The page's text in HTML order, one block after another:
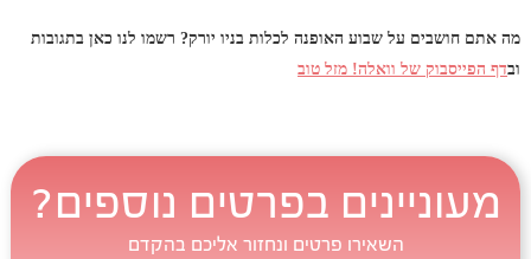
מה אתם חושבים על שבוע האופנה לכלות בניו יורק? רשמו לנו כאן בתגובות
ובדף הפייסבוק של וואלה! מזל טוב
מעוניינים בפרטים נוספים?
השאירו פרטים ונחזור אליכם בהקדם